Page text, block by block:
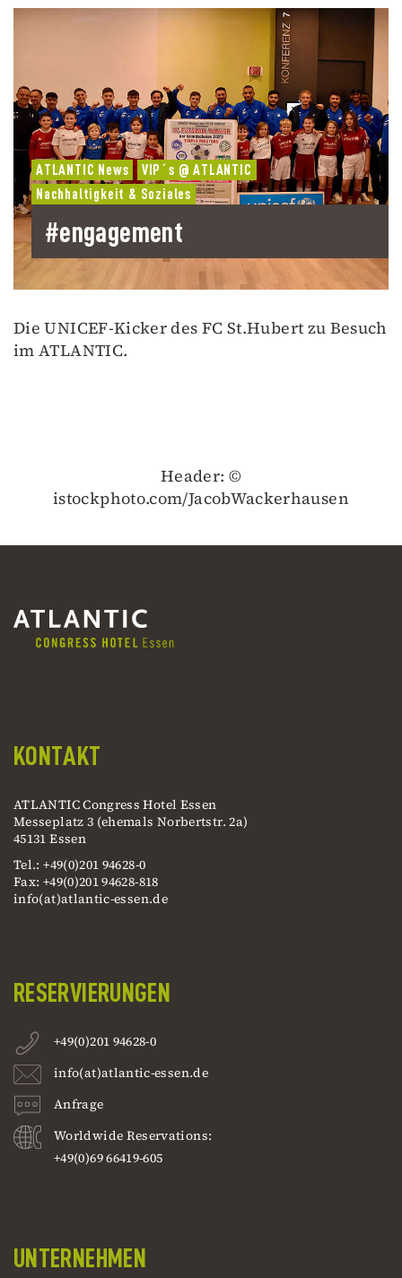
ATLANTIC News
VIP´s @ ATLANTIC
Nachhaltigkeit & Soziales
#engagement
Die UNICEF-Kicker des FC St.Hubert zu Besuch
im ATLANTIC.
Header: ©
istockphoto.com/JacobWackerhausen
KONTAKT
ATLANTIC Congress Hotel Essen
Messeplatz 3 (ehemals Norbertstr. 2a)
45131 Essen
Tel.: +49(0)201 94628-0
Fax: +49(0)201 94628-818
info(at)atlantic-essen.de
RESERVIERUNGEN
+49(0)201 94628-0
info(at)atlantic-essen.de
Anfrage
Worldwide Reservations:
+49(0)69 66419-605
UNTERNEHMEN